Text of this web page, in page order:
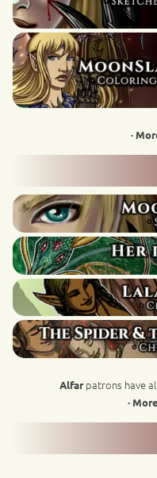
·
Alfarpatrons have
·